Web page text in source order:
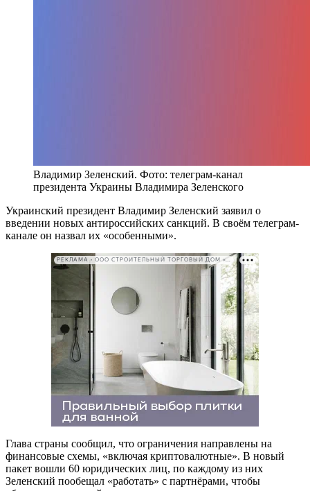
Владимир Зеленский. Фото: телеграм-канал
президента Украины Владимира Зеленского
Украинский президент Владимир Зеленский заявил о
введении новых антироссийских санкций. В своём телеграм-
канале он назвал их «особенными».
РЕКЛАМА • ООО СТРОИТЕЛЬНЫЙ ТОРГОВЫЙ ДОМ «ПЕТРОВИЧ». ИНН: 7802348846
Глава страны сообщил, что ограничения направлены на
финансовые схемы, «включая криптовалютные». В новый
пакет вошли 60 юридических лиц, по каждому из них
Зеленский пообещал «работать» с партнёрами, чтобы